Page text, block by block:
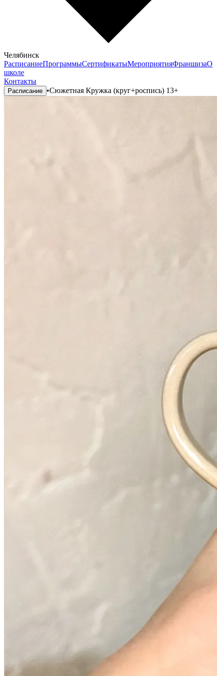
Челябинск
РасписаниеПрограммыСертификатыМероприятияФраншизаО
школе
Контакты
Расписание •Сюжетная Кружка (круг+роспись) 13+